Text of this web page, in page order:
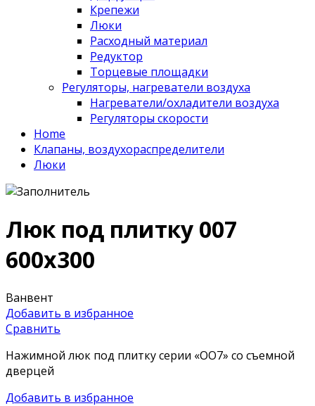
Крепежи
Люки
Расходный материал
Редуктор
Торцевые площадки
Регуляторы, нагреватели воздуха
Нагреватели/охладители воздуха
Регуляторы скорости
Home
Клапаны, воздухораспределители
Люки
Люк под плитку 007
600х300
Ванвент
Добавить в избранное
Сравнить
Нажимной люк под плитку серии «OO7» со съемной
дверцей
Добавить в избранное